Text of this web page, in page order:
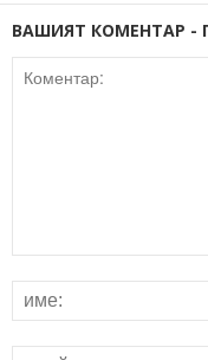
ВАШИЯТ КОМЕНТАР -